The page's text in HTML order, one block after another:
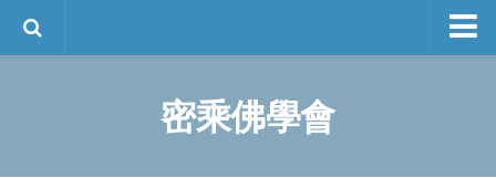
密乘佛學會